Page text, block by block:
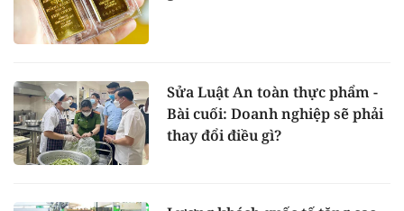
Sửa Luật An toàn thực phẩm -
Bài cuối: Doanh nghiệp sẽ phải
thay đổi điều gì?